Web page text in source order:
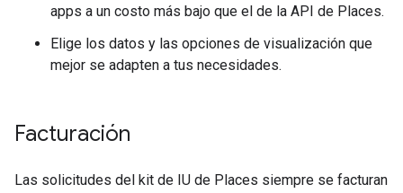
apps a un costo más bajo que el de la API de Places.
Elige los datos y las opciones de visualización que
mejor se adapten a tus necesidades.
Facturación
Las solicitudes del kit de IU de Places siempre se facturan